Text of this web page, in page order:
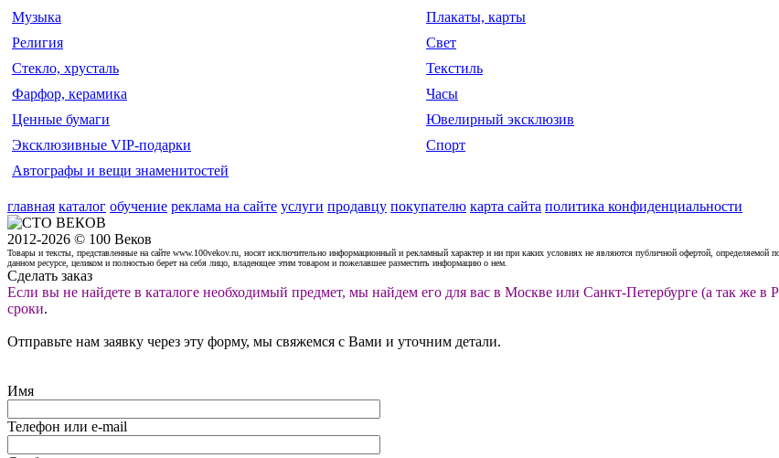
Музыка
Плакаты, карты
Религия
Свет
Стекло, хрусталь
Текстиль
Фарфор, керамика
Часы
Ценные бумаги
Ювелирный эксклюзив
Эксклюзивные VIP-подарки
Спорт
Автографы и вещи знаменитостей
главная каталог обучение реклама на сайте услуги продавцу покупателю карта сайта политика конфиденциальности
2012-2026 © 100 Веков
Товары и тексты, представленные на сайте www.100vekov.ru, носят исключительно информационный и рекламный характер и ни при каких условиях не являются публичной офертой,
данном ресурсе, целиком и полностью берет на себя лицо, владеющее этим товаром и пожелавшее разместить информацию о нем.
Сделать заказ
Если вы не найдете в каталоге необходимый предмет, мы найдем его для вас в Москве или Санкт-Петербурге (а так
сроки.
Отправьте нам заявку через эту форму, мы свяжемся с Вами и уточним детали.
Имя
Телефон или e-mail